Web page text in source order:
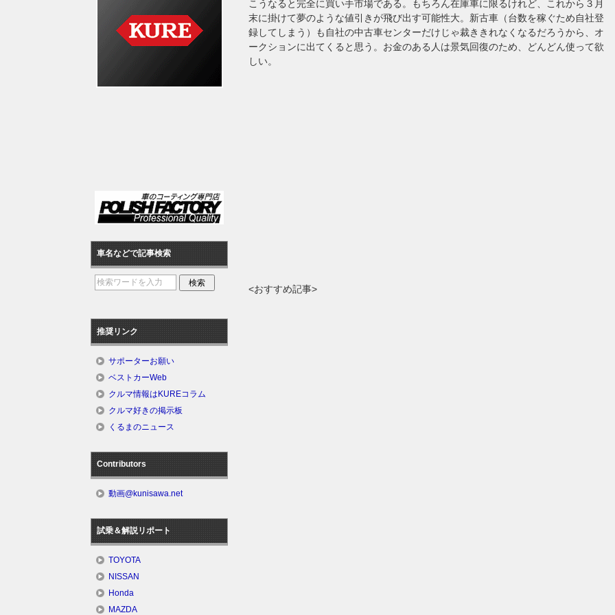
こうなると完全に買い手市場である。もちろん在庫車に限るけれど、これから３月
末に掛けて夢のような値引きが飛び出す可能性大。新古車（台数を稼ぐため自社登
録してしまう）も自社の中古車センターだけじゃ裁ききれなくなるだろうから、オ
ークションに出てくると思う。お金のある人は景気回復のため、どんどん使って欲
しい。
<おすすめ記事>
車名などで記事検索
推奨リンク
サポーターお願い
ベストカーWeb
クルマ情報はKUREコラム
クルマ好きの掲示板
くるまのニュース
Contributors
動画@kunisawa.net
試乗＆解説リポート
TOYOTA
NISSAN
Honda
MAZDA